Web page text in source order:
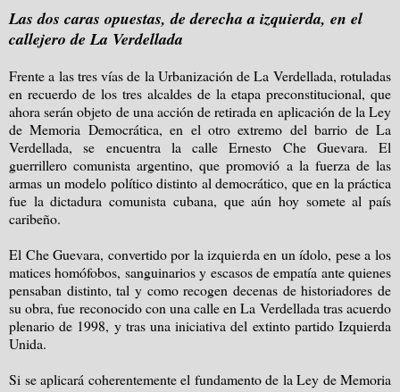
Las dos caras opuestas, de derecha a izquierda, en el
callejero de La Verdellada
Frente a las tres vías de la Urbanización de La Verdellada, rotuladas
en recuerdo de los tres alcaldes de la etapa preconstitucional, que
ahora serán objeto de una acción de retirada en aplicación de la Ley
de Memoria Democrática, en el otro extremo del barrio de La
Verdellada, se encuentra la calle Ernesto Che Guevara. El
guerrillero comunista argentino, que promovió a la fuerza de las
armas un modelo político distinto al democrático, que en la práctica
fue la dictadura comunista cubana, que aún hoy somete al país
caribeño.
El Che Guevara, convertido por la izquierda en un ídolo, pese a los
matices homófobos, sanguinarios y escasos de empatía ante quienes
pensaban distinto, tal y como recogen decenas de historiadores de
su obra, fue reconocido con una calle en La Verdellada tras acuerdo
plenario de 1998, y tras una iniciativa del extinto partido Izquierda
Unida.
Si se aplicará coherentemente el fundamento de la Ley de Memoria